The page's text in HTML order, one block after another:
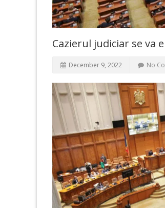
Cazierul judiciar se va
December 9, 2022 No